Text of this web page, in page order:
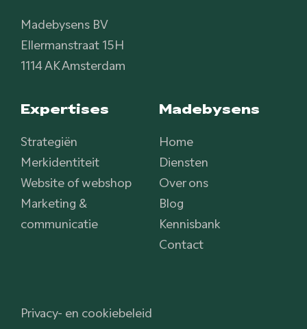
Madebysens BV
Ellermanstraat 15H
1114 AK Amsterdam
Expertises
Strategiën
Merkidentiteit
Website of webshop
Marketing &
communicatie
Madebysens
Home
Diensten
Over ons
Blog
Kennisbank
Contact
Privacy- en cookiebeleid